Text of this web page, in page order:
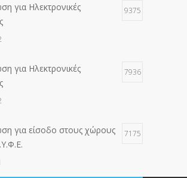
για Ηλεκτρονικές
9375
για Ηλεκτρονικές
7936
για είσοδο στους χώρους
7175